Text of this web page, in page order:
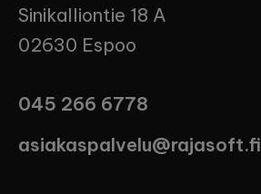
Sinikalliontie 18 A
02630 Espoo
045 266 6778
asiakaspalvelu@rajasoft.fi